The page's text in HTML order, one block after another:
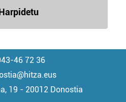
46 72 36
19 - 20012 Donostia